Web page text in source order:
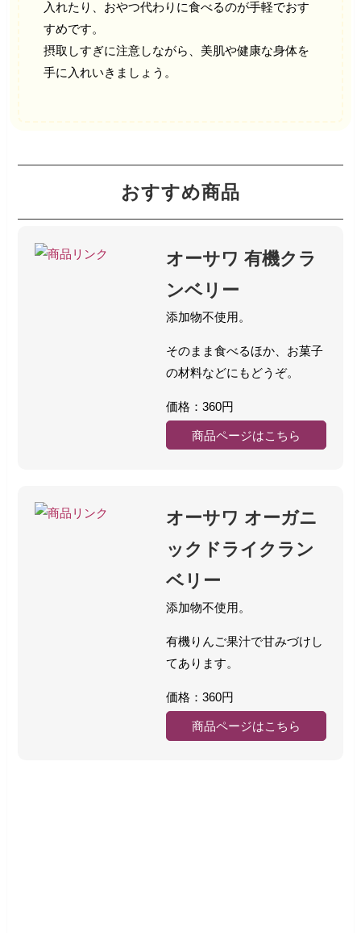
入れたり、おやつ代わりに食べるのが手軽でおす
すめです。
摂取しすぎに注意しながら、美肌や健康な身体を
手に入れいきましょう。
おすすめ商品
オーサワ 有機クラ
ンベリー
添加物不使用。
そのまま食べるほか、お菓子
の材料などにもどうぞ。
価格：360円
商品ページはこちら
オーサワ オーガニ
ックドライクラン
ベリー
添加物不使用。
有機りんご果汁で甘みづけし
てあります。
価格：360円
商品ページはこちら